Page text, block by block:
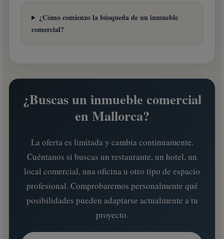
¿Cómo comienzo la búsqueda de un inmueble
comercial?
¿Buscas un inmueble comercial
en Mallorca?
La oferta es limitada y cambia continuamente.
Cuéntanos si buscas un restaurante, un hotel, un
local comercial, una oficina u otro tipo de espacio
profesional. Comprobaremos personalmente qué
posibilidades pueden adaptarse actualmente a tu
proyecto.